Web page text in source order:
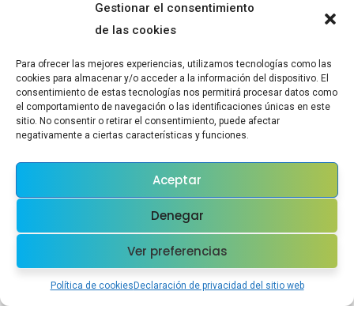
Gestionar el consentimiento
de las cookies
Para ofrecer las mejores experiencias, utilizamos tecnologías como las
cookies para almacenar y/o acceder a la información del dispositivo. El
consentimiento de estas tecnologías nos permitirá procesar datos como
el comportamiento de navegación o las identificaciones únicas en este
sitio. No consentir o retirar el consentimiento, puede afectar
negativamente a ciertas características y funciones.
Aceptar
Denegar
Ver preferencias
Política de cookies Declaración de privacidad del sitio web
(c)CONPRODAT ha implementado un Plan de Transformación Digital
actuaciones de certificación en SGSI y mejoras tecnológicas:Esta
actuación ha sido subvencionada a través del Plan de Recuperación,
por la Orden EPS/42/2021, de 28 de diciembre, por la que se
subvenciones públicas destinadas a la financiación de las inversiones
del Componente 23 Nuevos proyectos territoriales para el reequilibrio y